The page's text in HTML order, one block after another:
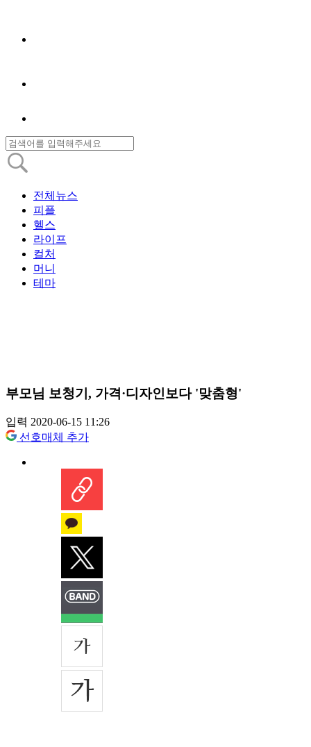
전체뉴스
피플
헬스
라이프
컬처
머니
테마
부모님 보청기, 가격·디자인보다 '맞춤형'
입력 2020-06-15 11:26
선호매체 추가